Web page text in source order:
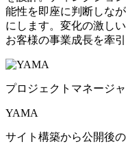
能性を即座に判断しな
にします。変化の激し
お客様の事業成長を牽引
プロジェクトマネージ
YAMA
サイト構築から公開後